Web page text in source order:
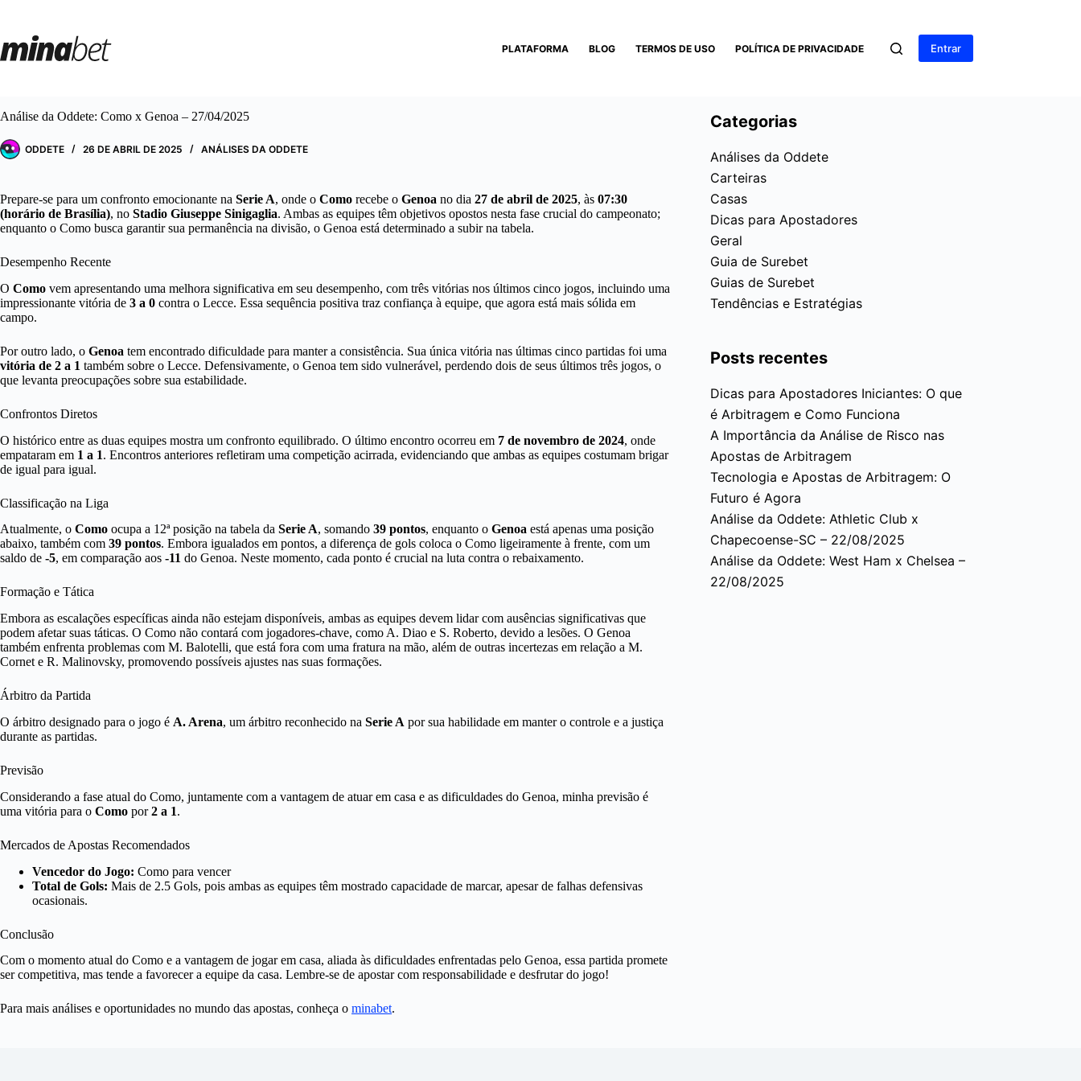
conteúdo
PLATAFORMA BLOG TERMOS DE USO POLÍTICA DE PRIVACIDADE Entrar
Análise da Oddete: Como x Genoa – 27/04/2025
ODDETE 26 DE ABRIL DE 2025 ANÁLISES DA ODDETE
Prepare-se para um confronto emocionante na Serie A, onde o Como recebe o Genoa no dia 27 de abril de 2025, às 07:30
(horário de Brasília), no Stadio Giuseppe Sinigaglia. Ambas as equipes têm objetivos opostos nesta fase crucial do campeonato;
enquanto o Como busca garantir sua permanência na divisão, o Genoa está determinado a subir na tabela.
Desempenho Recente
O Como vem apresentando uma melhora significativa em seu desempenho, com três vitórias nos últimos cinco jogos, incluindo uma
impressionante vitória de 3 a 0 contra o Lecce. Essa sequência positiva traz confiança à equipe, que agora está mais sólida em
campo.
Por outro lado, o Genoa tem encontrado dificuldade para manter a consistência. Sua única vitória nas últimas cinco partidas foi uma
vitória de 2 a 1 também sobre o Lecce. Defensivamente, o Genoa tem sido vulnerável, perdendo dois de seus últimos três jogos, o
que levanta preocupações sobre sua estabilidade.
Confrontos Diretos
O histórico entre as duas equipes mostra um confronto equilibrado. O último encontro ocorreu em 7 de novembro de 2024, onde
empataram em 1 a 1. Encontros anteriores refletiram uma competição acirrada, evidenciando que ambas as equipes costumam brigar
de igual para igual.
Classificação na Liga
Atualmente, o Como ocupa a 12ª posição na tabela da Serie A, somando 39 pontos, enquanto o Genoa está apenas uma posição
abaixo, também com 39 pontos. Embora igualados em pontos, a diferença de gols coloca o Como ligeiramente à frente, com um
saldo de -5, em comparação aos -11 do Genoa. Neste momento, cada ponto é crucial na luta contra o rebaixamento.
Formação e Tática
Embora as escalações específicas ainda não estejam disponíveis, ambas as equipes devem lidar com ausências significativas que
podem afetar suas táticas. O Como não contará com jogadores-chave, como A. Diao e S. Roberto, devido a lesões. O Genoa
também enfrenta problemas com M. Balotelli, que está fora com uma fratura na mão, além de outras incertezas em relação a M.
Cornet e R. Malinovsky, promovendo possíveis ajustes nas suas formações.
Árbitro da Partida
O árbitro designado para o jogo é A. Arena, um árbitro reconhecido na Serie A por sua habilidade em manter o controle e a justiça
durante as partidas.
Previsão
Considerando a fase atual do Como, juntamente com a vantagem de atuar em casa e as dificuldades do Genoa, minha previsão é
uma vitória para o Como por2 a 1.
Mercados de Apostas Recomendados
Vencedor do Jogo: Como para vencer
Total de Gols: Mais de 2.5 Gols, pois ambas as equipes têm mostrado capacidade de marcar, apesar de falhas defensivas
ocasionais.
Conclusão
Com o momento atual do Como e a vantagem de jogar em casa, aliada às dificuldades enfrentadas pelo Genoa, essa partida promete
ser competitiva, mas tende a favorecer a equipe da casa. Lembre-se de apostar com responsabilidade e desfrutar do jogo!
Para mais análises e oportunidades no mundo das apostas, conheça o minabet.
Categorias
Análises da Oddete
Carteiras
Casas
Dicas para Apostadores
Geral
Guia de Surebet
Guias de Surebet
Tendências e Estratégias
Posts recentes
Dicas para Apostadores Iniciantes: O que
é Arbitragem e Como Funciona
A Importância da Análise de Risco nas
Apostas de Arbitragem
Tecnologia e Apostas de Arbitragem: O
Futuro é Agora
Análise da Oddete: Athletic Club x
Chapecoense-SC – 22/08/2025
Análise da Oddete: West Ham x Chelsea –
22/08/2025